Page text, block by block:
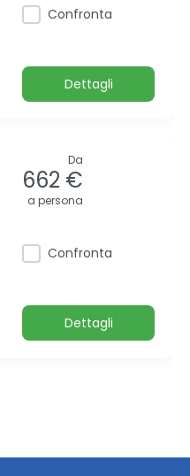
Confronta
Dettagli
Da
662 €
a persona
Confronta
Dettagli